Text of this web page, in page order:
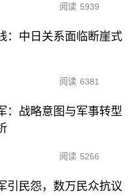
阅读 5939
：中日关系面临断崖式
阅读 6381
：战略意图与军事转型
阅读 5266
引民怨，数万民众抗议